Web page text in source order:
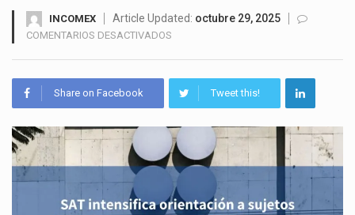
La inversión fija bruta en México registró un aumento de 1.1% interanual en mayo de…
El gobierno de Estados Unidos anunciará un arancel del 15 % sobre los productos fabricados…
INCOMEX Article Updated: octubre 29, 2025
COMENTARIOS DESACTIVADOS
ORIENTACIÓN
OBLIGADOS
POR
“ACTIVIDADES
VULNERABLES”
Share on Facebook Tweet this!